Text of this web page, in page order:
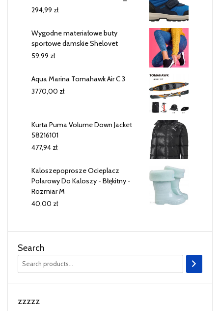
294,99 zł
Wygodne materiałowe buty
sportowe damskie Shelovet
59,99 zł
Aqua Marina Tomahawk Air C 3
3770,00 zł
Kurta Puma Volume Down Jacket
58216101
477,94 zł
Kaloszepoprosze Ocieplacz
Polarowy Do Kaloszy - Błękitny -
Rozmiar M
40,00 zł
Search
zzzzz